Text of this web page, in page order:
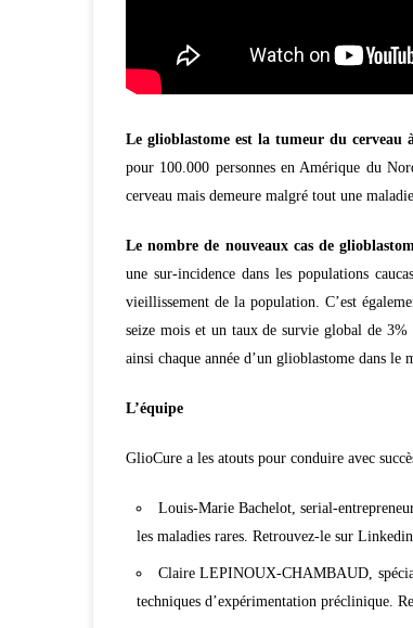
Le glioblastome est la tumeur du cerveau
pour 100.000 personnes en Amérique du
cerveau mais demeure malgré tout une
Le nombre de nouveaux cas de
une sur-incidence dans les populations
vieillissement de la population. C’est
seize mois et un taux de survie global de 3%
ainsi chaque année d’un glioblastome dans
L’équipe
GlioCure a les atouts pour conduire avec
Louis-Marie Bachelot, serial-
les maladies rares. Retrouvez-le sur
Claire LEPINOUX-CHAMBAUD,
techniques d’expérimentation préclinique.